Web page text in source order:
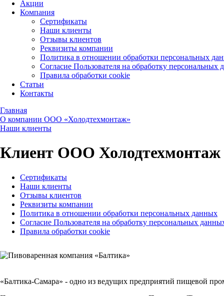
Акции
Компания
Сертификаты
Наши клиенты
Отзывы клиентов
Реквизиты компании
Политика в отношении обработки персональных
Согласие Пользователя на обработку персональных
Правила обработки cookie
Статьи
Контакты
Главная
О компании ООО «Холодтехмонтаж»
Наши клиенты
Клиент ООО Холодтехмонтаж
Сертификаты
Наши клиенты
Отзывы клиентов
Реквизиты компании
Политика в отношении обработки персональных данных
Согласие Пользователя на обработку персональных
Правила обработки cookie
«Балтика-Самара» - одно из ведущих предприятий пищевой